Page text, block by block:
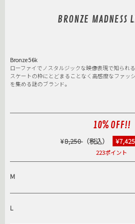
BRONZE MADNESS
Bronze 56k
ローファイでノスタルジックな映像表現で知られ
スケートの枠にとどまることなく高感度なファッ
を集める謎のブランド。
10% OFF!!
¥8,250-（税込）
223ポイント
M
L